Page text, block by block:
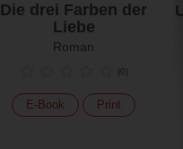
Die drei Farben der
Liebe
Roman
(0
E-Book Print